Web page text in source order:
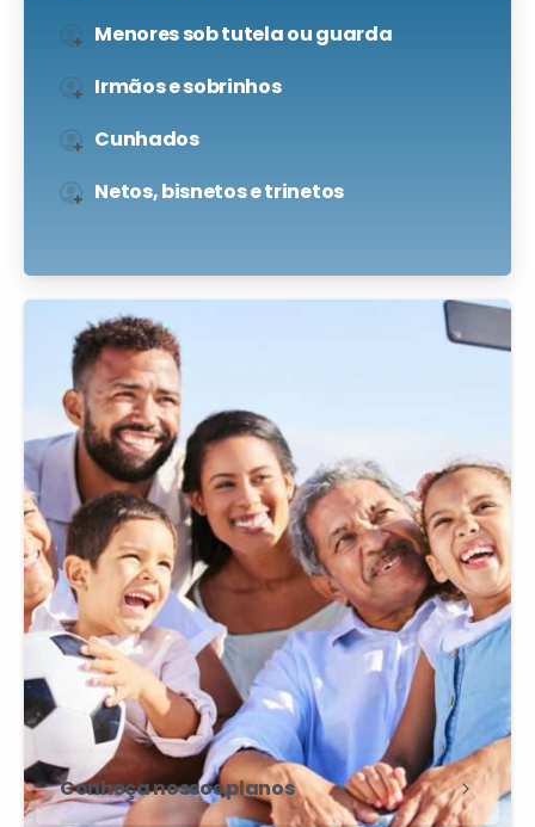
Menores sob tutela ou guarda
Irmãos e sobrinhos
Cunhados
Netos, bisnetos e trinetos
Conheça nossos planos